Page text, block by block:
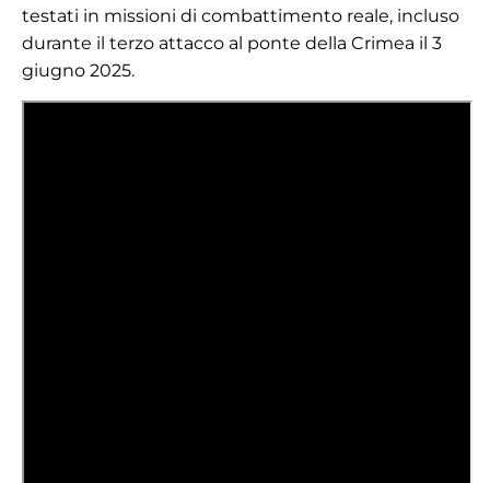
testati in missioni di combattimento reale, incluso
durante il terzo attacco al ponte della Crimea il 3
giugno 2025.